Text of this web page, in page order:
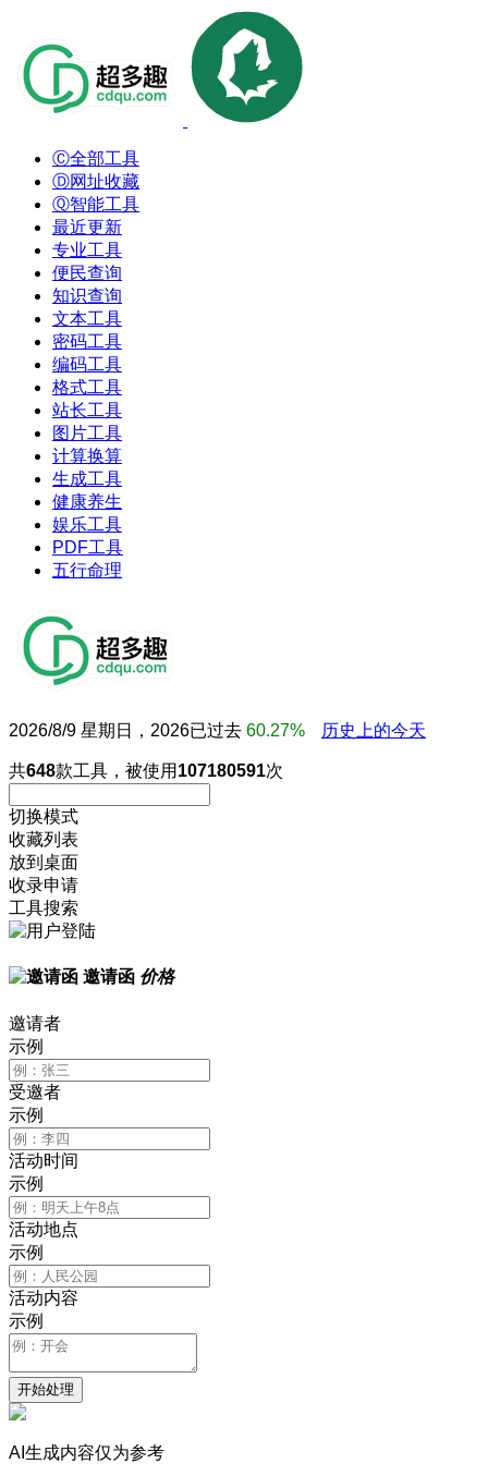
Ⓒ全部工具
Ⓓ网址收藏
Ⓠ智能工具
最近更新
专业工具
便民查询
知识查询
文本工具
密码工具
编码工具
格式工具
站长工具
图片工具
计算换算
生成工具
健康养生
娱乐工具
PDF工具
五行命理
2026/8/9 星期日，2026已过去 60.27% 历史上的今天
共648款工具，被使用 107180591次
切换模式
收藏列表
放到桌面
收录申请
工具搜索
邀请函 价格
邀请者
示例
受邀者
示例
活动时间
示例
活动地点
示例
活动内容
示例
开始处理
AI生成内容仅为参考